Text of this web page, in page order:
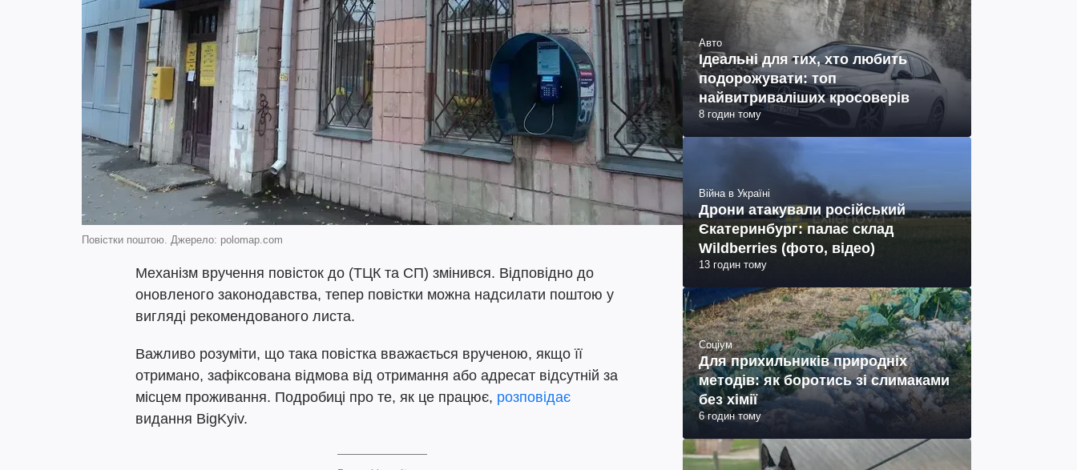
Повістки поштою. Джерело: polomap.com
Механізм вручення повісток до (ТЦК та СП) змінився. Відповідно до
оновленого законодавства, тепер повістки можна надсилати поштою у
вигляді рекомендованого листа.
Важливо розуміти, що така повістка вважається врученою, якщо її
отримано, зафіксована відмова від отримання або адресат відсутній за
місцем проживання. Подробиці про те, як це працює, розповідає
видання BigKyiv.
Авто
Ідеальні для тих, хто любить
подорожувати: топ
найвитриваліших кросоверів
8 годин тому
Війна в Україні
Дрони атакували російський
Єкатеринбург: палає склад
Wildberries (фото, відео)
13 годин тому
Соціум
Для прихильників природніх
методів: як боротись зі слимаками
без хімії
6 годин тому